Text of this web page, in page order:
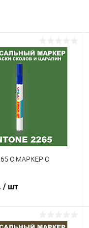
C МАРКЕР С
/ шт